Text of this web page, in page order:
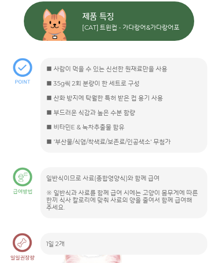
제품 특징
[CAT] 트윈컵 - 가다랑어&가다랑어포
■ 사람이 먹을 수 있는 신선한 원재료만을 사용
■ 35g씩 2회 분량이 한 세트로 구성
■ 산화 방지에 탁월한 특허 받은 컵 용기 사용
■ 부드러운 식감과 높은 수분 함량
■ 비타민E & 녹차추출물 함유
■ '부산물/식염/착색료/보존료/인공색소' 무첨가
일반식이므로 사료(종합영양식)와 함께 급여
※ 일반식과 사료를 함께 급여 시에는 고양이 몸무게에 따른
한끼 식사 칼로리에 맞춰 사료의 양을 줄여서 함께 급여해
주세요.
1일 2개